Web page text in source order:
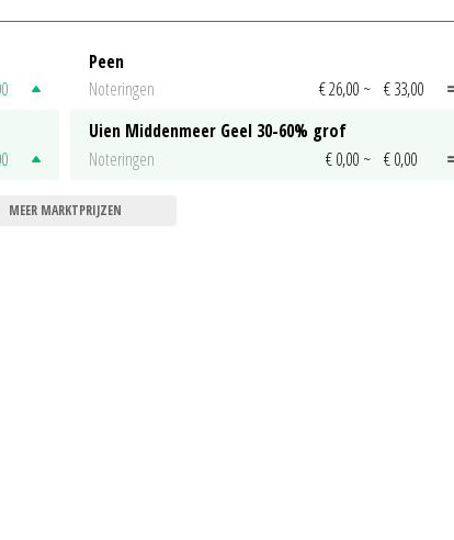
Peen
Noteringen
€ 26,00 ~ € 33,00
Uien Middenmeer Geel 30-60% grof
Noteringen
€ 0,00 ~ € 0,00
MEER MARKTPRIJZEN